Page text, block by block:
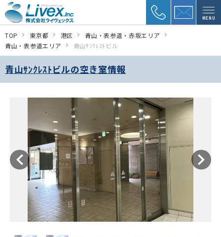
MENU
TOP 東京都 港区
青山・表参道・赤坂エリア
青山・表参道エリア
青山ｻﾝｸﾚｽﾄビル
青山ｻﾝｸﾚｽﾄビルの空き室情報